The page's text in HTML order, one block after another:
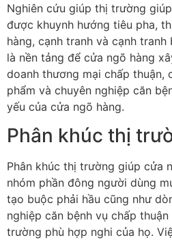
Nghiên cứu giúp thị trường
được khuynh hướng tiêu pha,
hàng, cạnh tranh và cạnh
là nền tảng để cửa ngõ hàng
doanh thương mại chấp thuận,
phẩm và chuyên nghiệp căn
yếu của cửa ngõ hàng.
Phân khúc thị
Phân khúc thị trường giúp cửa
nhóm phần đông người dùng
tạo buộc phải hầu cũng như
nghiệp căn bệnh vụ chấp
trường phù hợp nghi của họ.